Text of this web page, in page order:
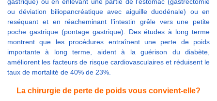
ou déviation biliopancréatique avec aiguille duodénale) ou en
reséquant et en réacheminant l’intestin grêle vers une petite
poche gastrique (pontage gastrique). Des études à long terme
montrent que les procédures entraînent une perte de poids
importante à long terme, aident à la guérison du diabète,
améliorent les facteurs de risque cardiovasculaires et réduisent le
taux de mortalité de 40% de 23%.
La chirurgie de perte de poids vous convient-elle?